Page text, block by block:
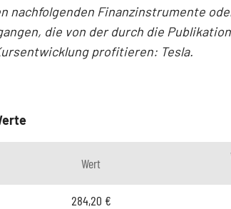
nachfolgenden Finanzinstrumente
die von der durch die
profitieren: Tesla.
Wert
284,20 €